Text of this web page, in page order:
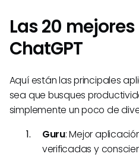
Las 20
ChatGPT
Aquí están las principales
sea que busques
simplemente un poco de
Guru: Mejor
verificadas y